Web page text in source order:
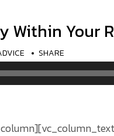
Within Your
SHARE